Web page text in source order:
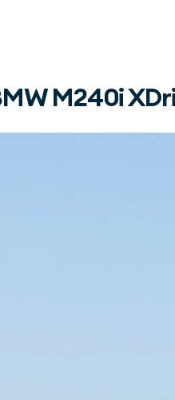
M240i